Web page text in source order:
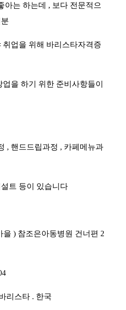
아는 하는데 , 보다 전문적으
취업을 위해 바리스타자격증
을 하기 위한 준비사항들이
, 핸드드립과정 , 카페메뉴과
트 등이 있습니다
을 ) 참조은아동병원 건너편 2
리스타 . 한국